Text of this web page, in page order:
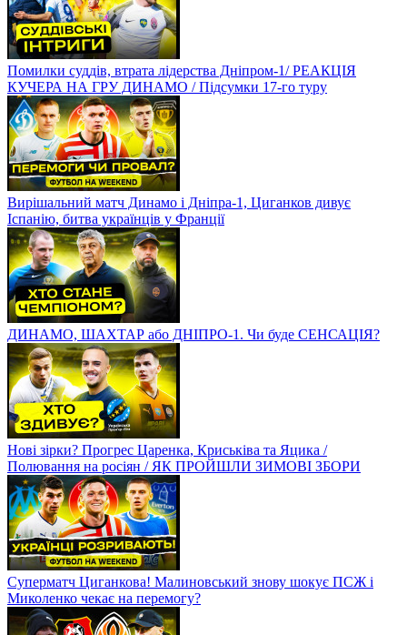
Помилки суддів, втрата лідерства Дніпром-1/ РЕАКЦІЯ
КУЧЕРА НА ГРУ ДИНАМО / Підсумки 17-го туру
Вирішальний матч Динамо і Дніпра-1, Циганков дивує
Іспанію, битва українців у Франції
ДИНАМО, ШАХТАР або ДНІПРО-1. Чи буде СЕНСАЦІЯ?
Нові зірки? Прогрес Царенка, Криськіва та Яцика /
Полювання на росіян / ЯК ПРОЙШЛИ ЗИМОВІ ЗБОРИ
Суперматч Циганкова! Малиновський знову шокує ПСЖ і
Миколенко чекає на перемогу?